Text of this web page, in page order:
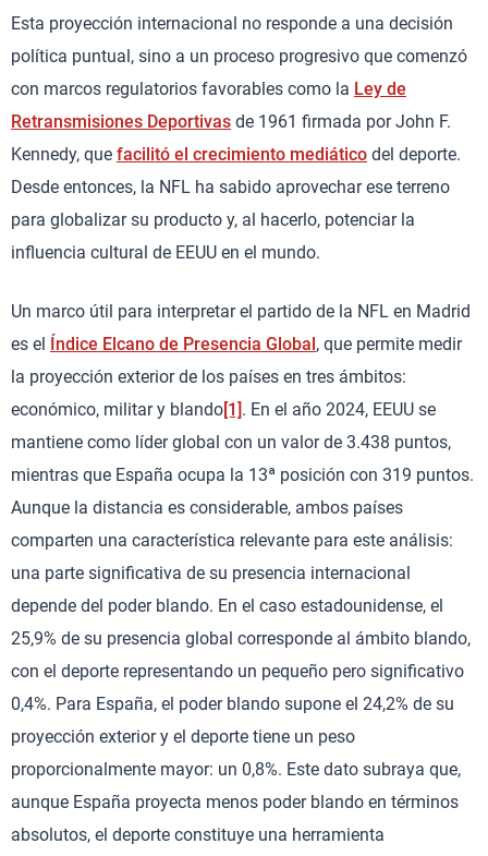
Esta proyección internacional no responde a una decisión
política puntual, sino a un proceso progresivo que comenzó
con marcos regulatorios favorables como la Ley de
Retransmisiones Deportivas de 1961 firmada por John F.
Kennedy, que facilitó el crecimiento mediático del deporte.
Desde entonces, la NFL ha sabido aprovechar ese terreno
para globalizar su producto y, al hacerlo, potenciar la
influencia cultural de EEUU en el mundo.
Un marco útil para interpretar el partido de la NFL en Madrid
es el Índice Elcano de Presencia Global, que permite medir
la proyección exterior de los países en tres ámbitos:
económico, militar y blando[1]. En el año 2024, EEUU se
mantiene como líder global con un valor de 3.438 puntos,
mientras que España ocupa la 13ª posición con 319 puntos.
Aunque la distancia es considerable, ambos países
comparten una característica relevante para este análisis:
una parte significativa de su presencia internacional
depende del poder blando. En el caso estadounidense, el
25,9% de su presencia global corresponde al ámbito blando,
con el deporte representando un pequeño pero significativo
0,4%. Para España, el poder blando supone el 24,2% de su
proyección exterior y el deporte tiene un peso
proporcionalmente mayor: un 0,8%. Este dato subraya que,
aunque España proyecta menos poder blando en términos
absolutos, el deporte constituye una herramienta